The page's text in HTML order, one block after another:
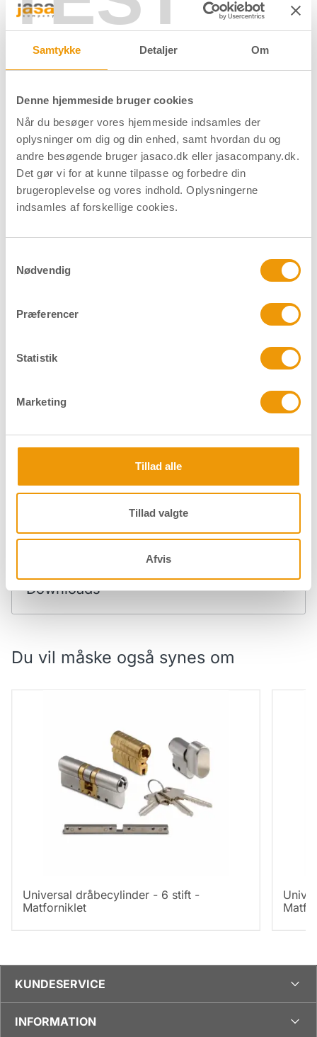
Samtykke Detaljer Om
Denne hjemmeside bruger cookies
Når du besøger vores hjemmeside indsamles der
oplysninger om dig og din enhed, samt hvordan du og
andre besøgende bruger jasaco.dk eller jasacompany.dk.
Det gør vi for at kunne tilpasse og forbedre din
brugeroplevelse og vores indhold. Oplysningerne
indsamles af forskellige cookies.
Nødvendig
Præferencer
Statistik
Marketing
Tillad alle
Tillad valgte
Afvis
Materiale
Messing
Overflade
Matforniklet
Download datablad Find forhandler
Relaterede produkter
Specifikationer
Downloads
Du vil måske også synes om
Universal dråbecylinder - 6 stift -
Matforniklet
KUNDESERVICE
INFORMATION